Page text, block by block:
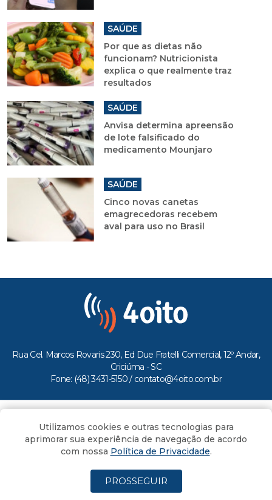
SAÚDE
Por que as dietas não
funcionam? Nutricionista
explica o que realmente traz
resultados
SAÚDE
Anvisa determina apreensão
de lote falsificado do
medicamento Mounjaro
SAÚDE
Cinco novas canetas
emagrecedoras recebem
aval para uso no Brasil
Rua Cel. Marcos Rovaris 230, Ed Due Fratelli Comercial, 12º Andar,
Criciúma - SC
Fone: (48) 3431-5150 / contato@4oito.com.br
Todos os direitos reservados ao Portal 4oito
Utilizamos cookies e outras tecnologias para
aprimorar sua experiência de navegação de acordo
com nossa Política de Privacidade.
PROSSEGUIR